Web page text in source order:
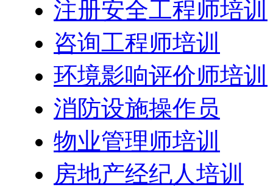
注册安全工程师培训
咨询工程师培训
环境影响评价师培训
消防设施操作员
物业管理师培训
房地产经纪人培训